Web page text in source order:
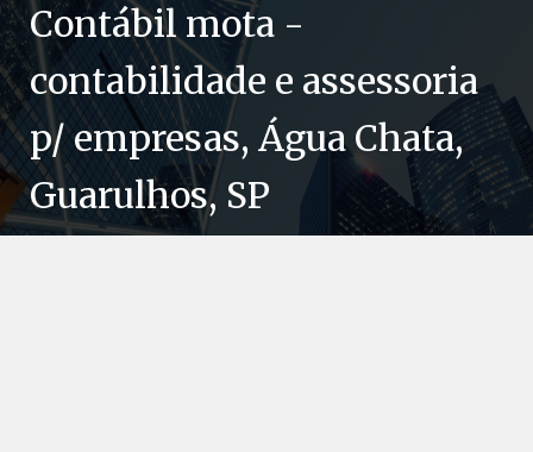
Contábil mota -
contabilidade e assessoria
p/ empresas, Água Chata,
Guarulhos, SP